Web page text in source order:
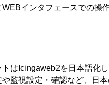
インタフェースでの操
はIcingaweb2を日本語化
監視設定・確認など、日